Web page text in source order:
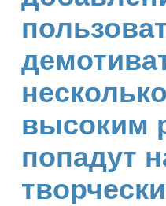
высоким
попадут